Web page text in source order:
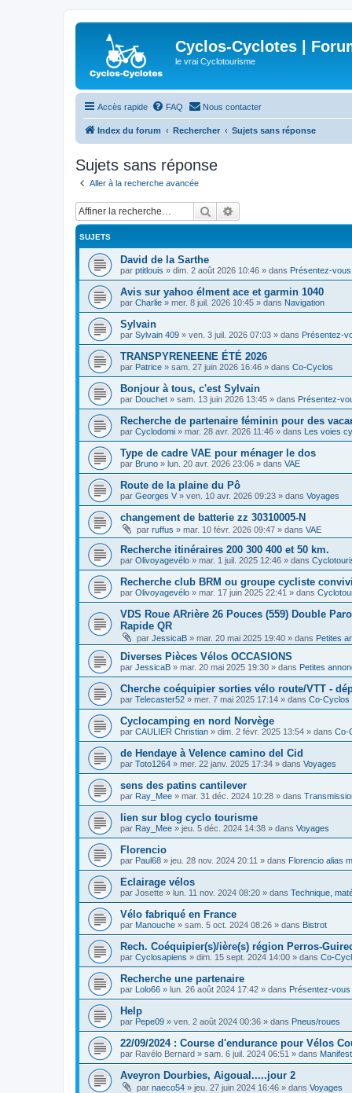
Cyclos-Cyclotes |
le vrai Cyclotourisme
Accès rapide FAQ Nous contacter
Index du forum Rechercher Sujets sans réponse
Sujets sans réponse
Aller à la recherche avancée
Rechercher
SUJETS
David de la Sarthe
par ptitlouis » dim. 2 août 2026 10:46 » dans Présentez-vous
Avis sur yahoo élment ace et garmin 1040
par Charlie » mer. 8 juil. 2026 10:45 » dans Navigation
Sylvain
par Sylvain 409 » ven. 3 juil. 2026 07:03 » dans Présentez-
TRANSPYRENEENE ÉTÉ 2026
par Patrice » sam. 27 juin 2026 16:46 » dans Co-Cyclos
Bonjour à tous, c'est Sylvain
par Douchet » sam. 13 juin 2026 13:45 » dans Présentez-
Recherche de partenaire féminin pour des
par Cyclodomi » mar. 28 avr. 2026 11:46 » dans Les voies
Type de cadre VAE pour ménager le dos
par Bruno » lun. 20 avr. 2026 23:06 » dans VAE
Route de la plaine du Pô
par Georges V » ven. 10 avr. 2026 09:23 » dans Voyages
changement de batterie zz 30310005-N
par ruffus » mar. 10 févr. 2026 09:47 » dans VAE
Recherche itinéraires 200 300 400 et 50 km.
par Olivoyagevélo » mar. 1 juil. 2025 12:46 » dans
Recherche club BRM ou groupe cycliste
par Olivoyagevélo » mar. 17 juin 2025 22:41 » dans
VDS Roue ARrière 26 Pouces (559) Double
Rapide QR
par JessicaB » mar. 20 mai 2025 19:40 » dans Petites
Diverses Pièces Vélos OCCASIONS
par JessicaB » mar. 20 mai 2025 19:30 » dans Petites
Cherche coéquipier sorties vélo route/VTT -
par Telecaster52 » mer. 7 mai 2025 17:14 » dans Co-Cyclos
Cyclocamping en nord Norvège
par CAULIER Christian » dim. 2 févr. 2025 13:54 » dans Co-
de Hendaye à Velence camino del Cid
par Toto1264 » mer. 22 janv. 2025 17:34 » dans Voyages
sens des patins cantilever
par Ray_Mee » mar. 31 déc. 2024 10:28 » dans
lien sur blog cyclo tourisme
par Ray_Mee » jeu. 5 déc. 2024 14:38 » dans Voyages
Florencio
par Paul68 » jeu. 28 nov. 2024 20:11 » dans Florencio alias
Eclairage vélos
par Josette » lun. 11 nov. 2024 08:20 » dans Technique,
Vélo fabriqué en France
par Manouche » sam. 5 oct. 2024 08:26 » dans Bistrot
Rech. Coéquipier(s)/ière(s) région Perros-
par Cyclosapiens » dim. 15 sept. 2024 14:00 » dans Co-
Recherche une partenaire
par Lolo66 » lun. 26 août 2024 17:42 » dans Présentez-vous
Help
par Pepe09 » ven. 2 août 2024 00:36 » dans Pneus/roues
22/09/2024 : Course d'endurance pour Vélos
par Ravélo Bernard » sam. 6 juil. 2024 06:51 » dans
Aveyron Dourbies, Aigoual.....jour 2
par naeco54 » jeu. 27 juin 2024 16:46 » dans Voyages